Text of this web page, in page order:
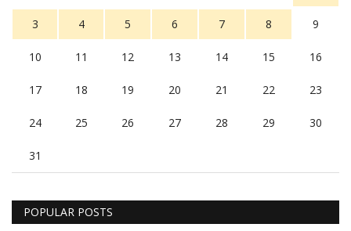
3 4 5 6 7 8 9
10 11 12 13 14 15 16
17 18 19 20 21 22 23
24 25 26 27 28 29 30
31
POPULAR POSTS